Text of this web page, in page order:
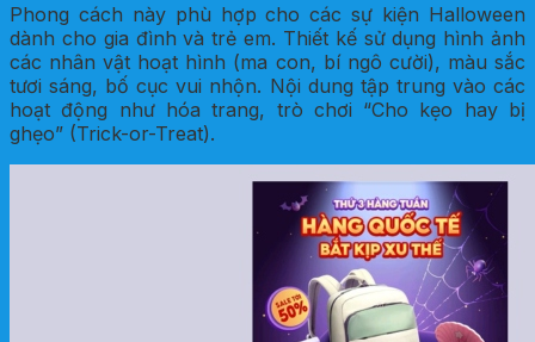
Phong cách này phù hợp cho các sự kiện Halloween
dành cho gia đình và trẻ em. Thiết kế sử dụng hình ảnh
các nhân vật hoạt hình (ma con, bí ngô cười), màu sắc
tươi sáng, bố cục vui nhộn. Nội dung tập trung vào các
hoạt động như hóa trang, trò chơi “Cho kẹo hay bị
ghẹo” (Trick-or-Treat).